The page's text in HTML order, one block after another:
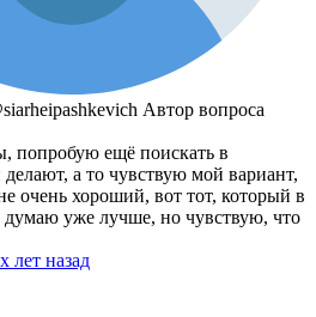
Автор вопроса
попробую ещё поискать в
а то чувствую мой вариант,
очень хороший, вот тот, который в
думаю уже лучше, но чувствую, что
лет назад